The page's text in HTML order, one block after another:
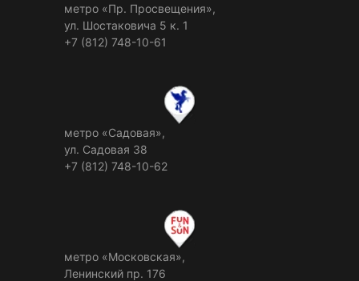
метро «Пр. Просвещения»,
ул. Шостаковича 5 к. 1
+7 (812) 748-10-61
метро «Садовая»,
ул. Садовая 38
+7 (812) 748-10-62
метро «Московская»,
Ленинский пр. 176